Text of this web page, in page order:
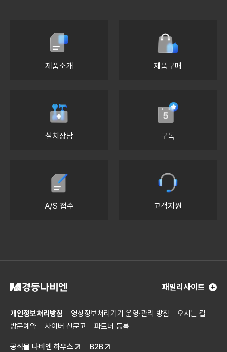
제품소개 제품구매
설치상담 구독
A/S 접수 고객지원
패밀리사이트
개인정보처리방침 영상정보처리기기 운영·관리 방침
오시는 길
방문예약
사이버 신문고 파트너 등록
공식몰 나비엔 하우스 B2B